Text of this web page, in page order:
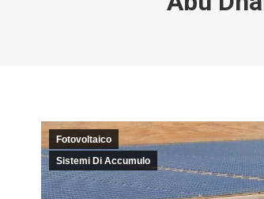
Fotovoltaico
Sistemi Di Accumulo